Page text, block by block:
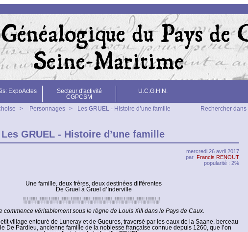
ExpoActes
Secteur d'activité
CGPCSM
U.C.G.H.N.
Rechercher dans
> Personnages > Les GRUEL - Histoire d’une famille
Les GRUEL - Histoire d’une famille
mercredi 26 avril 2017
par Francis RENOUT
popularité : 2%
Une famille, deux frères, deux destinées différentes
De Gruel à Gruel d’Inderville
░░░░░░░░░░░░░░░░░░░░░░░░░░░░░░░
commence véritablement sous le règne de Louis XIII dans le Pays de Caux.
village entouré de Luneray et de Gueures, traversé par les eaux de la Saane, berceau
De Pardieu, ancienne famille de la noblesse française connue depuis 1260, que l’on